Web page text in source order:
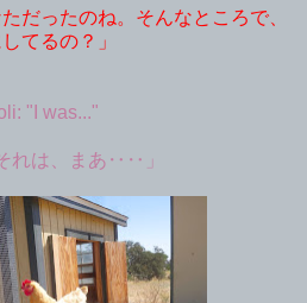
だったのね。そんなところで、
てるの？」
"I was..."
れは、まあ‥‥」